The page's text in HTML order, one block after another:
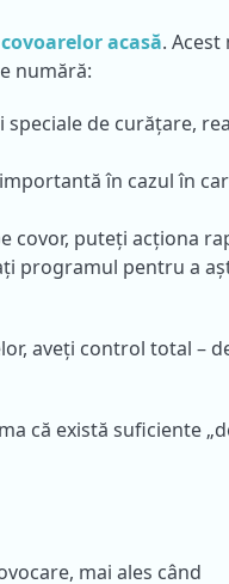
acasă.
numără:
de curățare,
în cazul în
puteți acționa
programul pentru a
aveți control total
că există suficiente
mai ales când